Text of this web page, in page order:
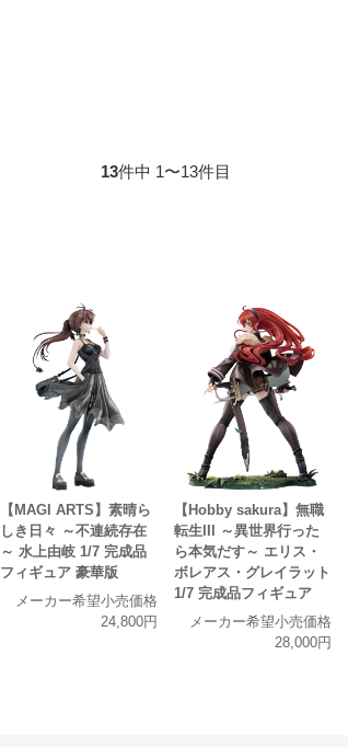
13件中 1〜13件目
【MAGI ARTS】素晴ら
しき日々 ～不連続存在
～ 水上由岐 1/7 完成品
フィギュア 豪華版
メーカー希望小売価格
24,800円
【Hobby sakura】無職
転生III ～異世界行った
ら本気だす～ エリス・
ボレアス・グレイラット
1/7 完成品フィギュア
メーカー希望小売価格
28,000円